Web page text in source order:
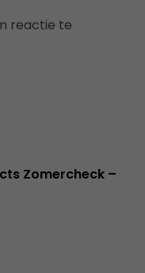
reactie te
Zomercheck –